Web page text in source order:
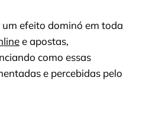
efeito dominó em toda
e apostas,
como essas
e percebidas pelo